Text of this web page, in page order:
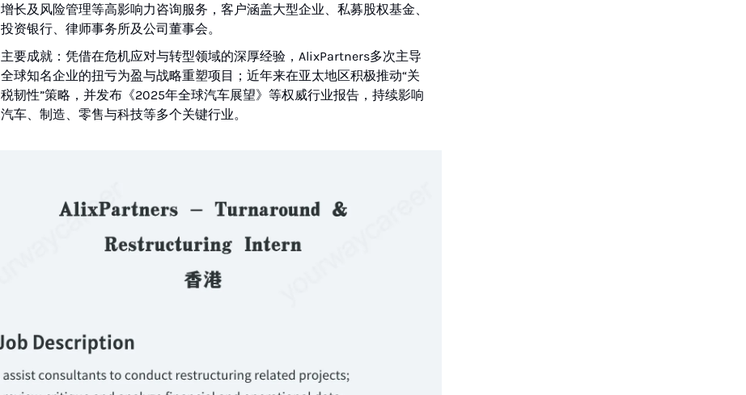
增长及风险管理等高影响力咨询服务，客户涵盖大型企业、私募股权基金、
投资银行、律师事务所及公司董事会。
主要成就：凭借在危机应对与转型领域的深厚经验，AlixPartners多次主导
全球知名企业的扭亏为盈与战略重塑项目；近年来在亚太地区积极推动“关
税韧性”策略，并发布《2025年全球汽车展望》等权威行业报告，持续影响
汽车、制造、零售与科技等多个关键行业。